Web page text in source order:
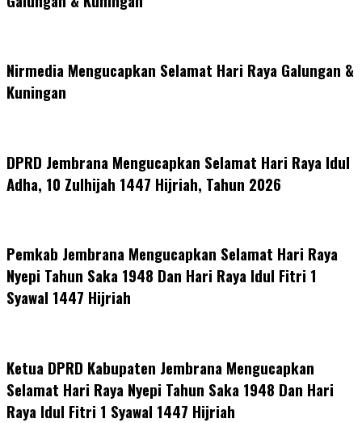
Nirmedia Mengucapkan Selamat Hari Raya Galungan &
Kuningan
DPRD Jembrana Mengucapkan Selamat Hari Raya Idul
Adha, 10 Zulhijah 1447 Hijriah, Tahun 2026
Pemkab Jembrana Mengucapkan Selamat Hari Raya
Nyepi Tahun Saka 1948 Dan Hari Raya Idul Fitri 1
Syawal 1447 Hijriah
Ketua DPRD Kabupaten Jembrana Mengucapkan
Selamat Hari Raya Nyepi Tahun Saka 1948 Dan Hari
Raya Idul Fitri 1 Syawal 1447 Hijriah